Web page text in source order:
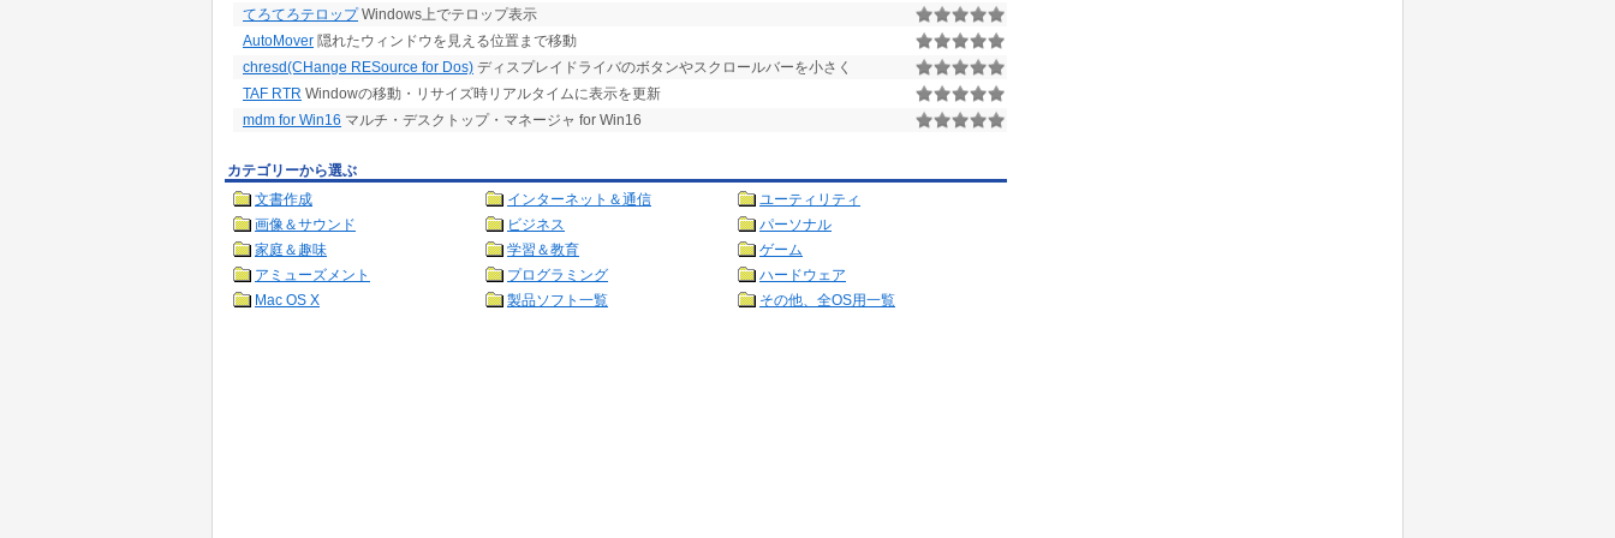
てろてろテロップWindows上でテロップ表示
AutoMover 隠れたウィンドウを見える位置まで移動
chresd(CHange RESource for Dos) ディスプレイドライバのボタンやスクロールバーを小さく
TAF RTR Windowの移動・リサイズ時リアルタイムに表示を更新
mdm for Win16 マルチ・デスクトップ・マネージャ for Win16
カテゴリーから選ぶ
文書作成
インターネット＆通信
ユーティリティ
画像＆サウンド
ビジネス
パーソナル
家庭＆趣味
学習＆教育
ゲーム
アミューズメント
プログラミング
ハードウェア
Mac OS X
製品ソフト一覧 その他、全OS用一覧